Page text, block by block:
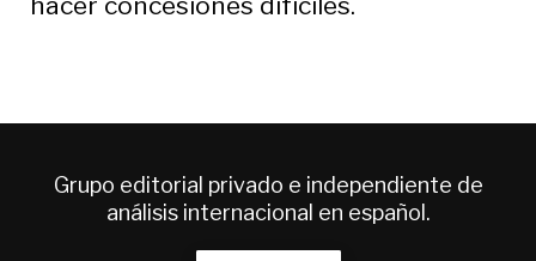
Grupo editorial privado e independiente de
análisis internacional en español.